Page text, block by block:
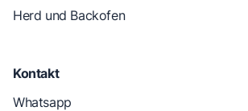
Herd und Backofen
Kontakt
Whatsapp